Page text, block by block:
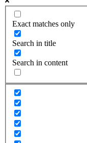
Exact matches only
Search in title
Search in content